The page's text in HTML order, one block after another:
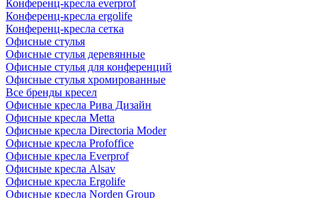
Конференц-кресла everprof
Конференц-кресла ergolife
Конференц-кресла сетка
Офисные стулья
Офисные стулья деревянные
Офисные стулья для конференций
Офисные стулья хромированные
Все бренды кресел
Офисные кресла Рива Дизайн
Офисные кресла Metta
Офисные кресла Directoria Moder
Офисные кресла Profoffice
Офисные кресла Everprof
Офисные кресла Alsav
Офисные кресла Ergolife
Офисные кресла Norden Group